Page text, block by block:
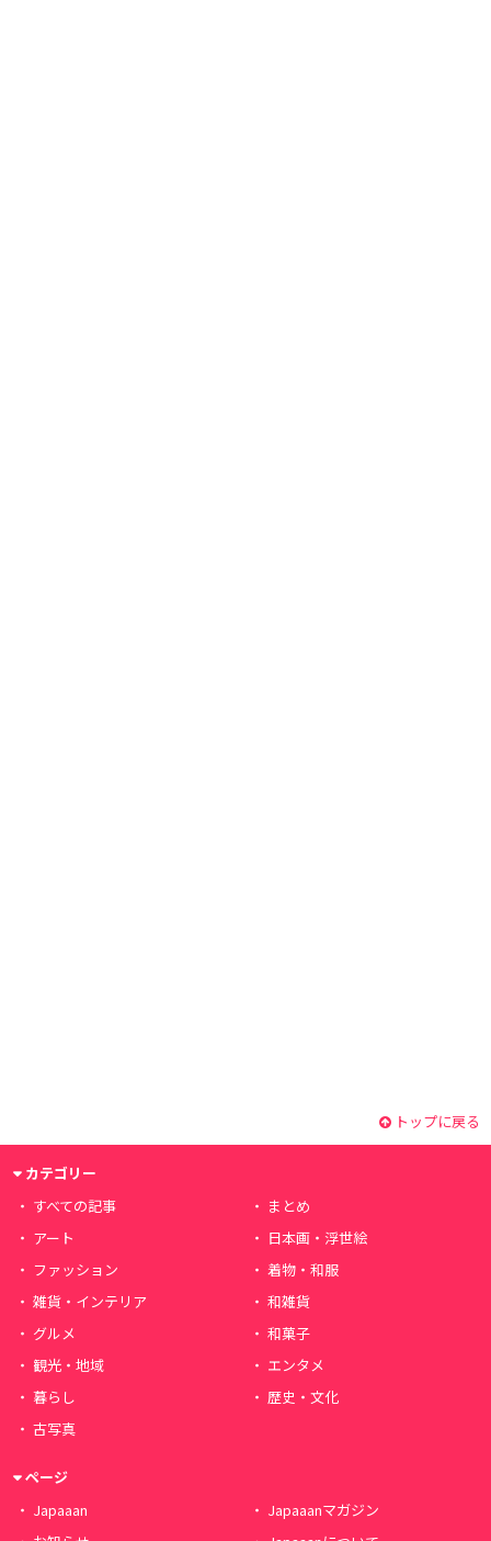
トップに戻る
カテゴリー
すべての記事
まとめ
アート
日本画・浮世絵
ファッション
着物・和服
雑貨・インテリア
和雑貨
グルメ
和菓子
観光・地域
エンタメ
暮らし
歴史・文化
古写真
ページ
Japaaan
Japaaanマガジン